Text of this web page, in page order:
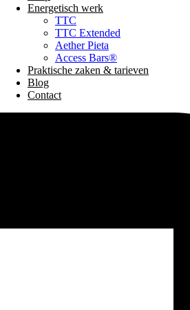
Energetisch werk
TTC
TTC Extended
Aether Pieta
Access Bars®
Praktische zaken & tarieven
Blog
Contact